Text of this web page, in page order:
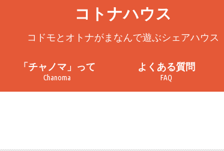
コトナハウス
コドモとオトナがまなんで遊ぶシェアハウス
「チャノマ」って
Chanoma
よくある質問
FAQ